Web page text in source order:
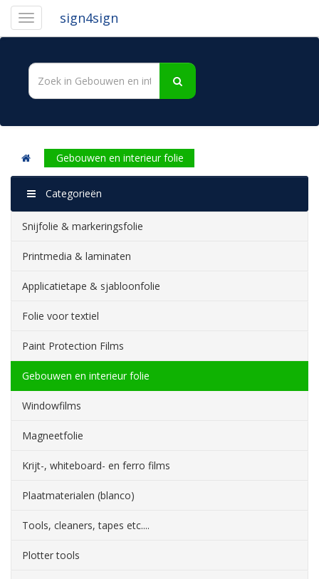
sign4sign
Gebouwen en interieur folie
Categorieën
Snijfolie & markeringsfolie
Printmedia & laminaten
Applicatietape & sjabloonfolie
Folie voor textiel
Paint Protection Films
Gebouwen en interieur folie
Windowfilms
Magneetfolie
Krijt-, whiteboard- en ferro films
Plaatmaterialen (blanco)
Tools, cleaners, tapes etc....
Plotter tools